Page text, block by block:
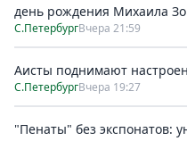
день рождения Михаила
С.ПетербургВчера 21:59
Аисты поднимают
С.ПетербургВчера 19:27
"Пенаты" без экспонатов: